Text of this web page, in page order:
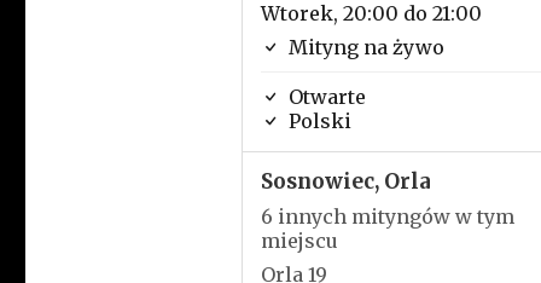
Wtorek, 20:00 do 21:00
Mityng na żywo
Otwarte
Polski
Sosnowiec, Orla
6 innych mityngów w tym
miejscu
Orla 19